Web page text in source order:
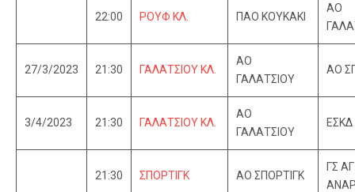
22:00 ΡΟΥΦ ΚΛ. ΠΑΟ ΚΟΥΚΑΚΙ
ΑΟ
27/3/2023 21:30 ΓΑΛΑΤΣΙΟΥ ΚΛ.
ΑΟ
ΓΑΛΑΤΣΙΟΥ
ΑΟ
3/4/2023 21:30 ΓΑΛΑΤΣΙΟΥ ΚΛ.
ΑΟ
ΓΑΛΑΤΣΙΟΥ
ΕΣΚΔ
21:30 ΣΠΟΡΤΙΓΚ ΑΟ ΣΠΟΡΤΙΓΚ
ΓΣ